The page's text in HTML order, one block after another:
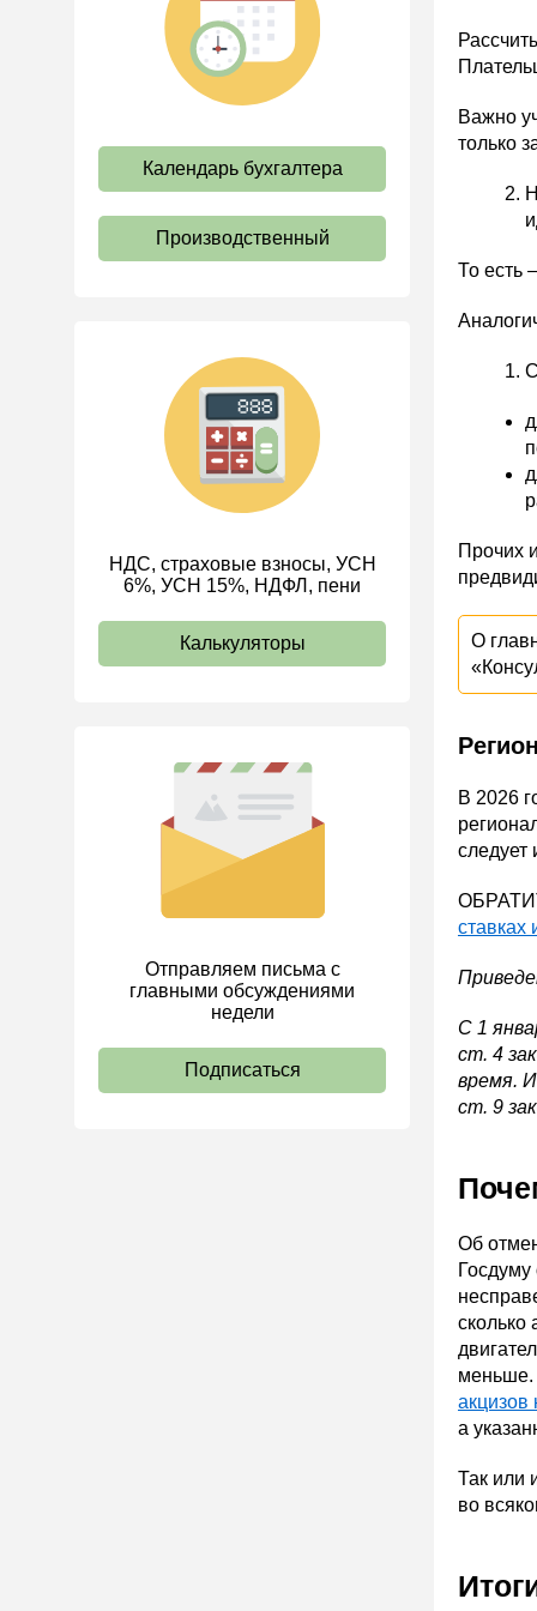
труда
Отпуск и время отдыха
Оплата труда
Ответственность и
взыскания
Пенсии
Трудовые книжки
Кадровые документы и
образцы
Персональные данные
ИП
Календарь бухгалтера
Производственный
НДС, страховые взносы, УСН
6%, УСН 15%, НДФЛ, пени
Калькуляторы
Отправляем письма с
главными обсуждениями
недели
Подписаться
Важно
только
То есть
Прочих
О
В 2026
следует
ставках
С 1
ст. 4
время.
ст. 9
Об
сколько
меньше.
акцизов
а
Так или
во